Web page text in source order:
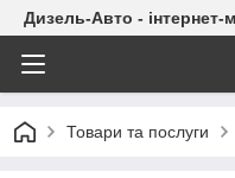
Дизель-Авто - інтернет-
Товари та послуги